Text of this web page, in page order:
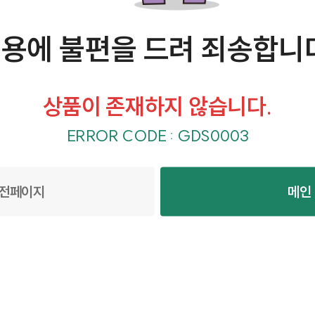
에 불편을 드려 죄송합니
상품이 존재하지 않습니다.
ERROR CODE : GDS0003
페이지 메인